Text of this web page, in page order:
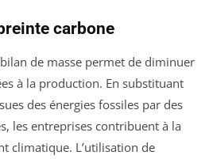
carbone
de masse permet de diminuer
à la production. En substituant
des énergies fossiles par des
les entreprises contribuent à la
climatique. L’utilisation de